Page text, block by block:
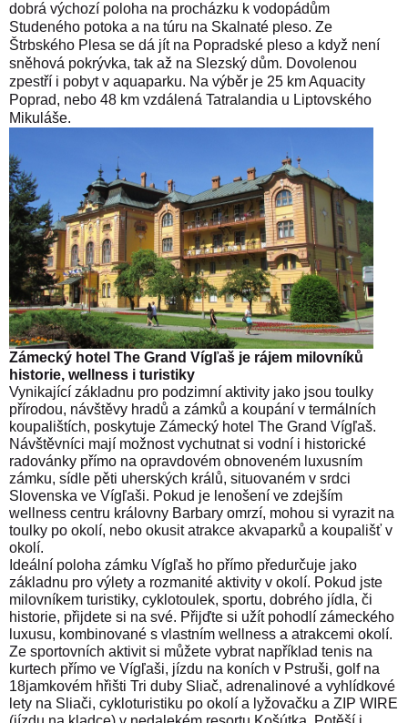
dobrá výchozí poloha na procházku k vodopádům
Studeného potoka a na túru na Skalnaté pleso. Ze
Štrbského Plesa se dá jít na Popradské pleso a když není
sněhová pokrývka, tak až na Slezský dům. Dovolenou
zpestří i pobyt v aquaparku. Na výběr je 25 km Aquacity
Poprad, nebo 48 km vzdálená Tatralandia u Liptovského
Mikuláše.
Zámecký hotel The Grand Vígľaš je rájem milovníků
historie, wellness i turistiky
Vynikající základnu pro podzimní aktivity jako jsou toulky
přírodou, návštěvy hradů a zámků a koupání v termálních
koupalištích, poskytuje Zámecký hotel The Grand Vígľaš.
Návštěvníci mají možnost vychutnat si vodní i historické
radovánky přímo na opravdovém obnoveném luxusním
zámku, sídle pěti uherských králů, situovaném v srdci
Slovenska ve Vígľaši. Pokud je lenošení ve zdejším
wellness centru královny Barbary omrzí, mohou si vyrazit na
toulky po okolí, nebo okusit atrakce akvaparků a koupališť v
okolí.
Ideální poloha zámku Vígľaš ho přímo předurčuje jako
základnu pro výlety a rozmanité aktivity v okolí. Pokud jste
milovníkem turistiky, cyklotoulek, sportu, dobrého jídla, či
historie, přijdete si na své. Přijďte si užít pohodlí zámeckého
luxusu, kombinované s vlastním wellness a atrakcemi okolí.
Ze sportovních aktivit si můžete vybrat například tenis na
kurtech přímo ve Vígľaši, jízdu na koních v Pstruši, golf na
18jamkovém hřišti Tri duby Sliač, adrenalinové a vyhlídkové
lety na Sliači, cykloturistiku po okolí a lyžovačku a ZIP WIRE